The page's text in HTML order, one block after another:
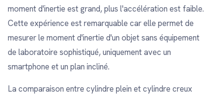
moment d'inertie est grand, plus l'accélération est faible.
Cette expérience est remarquable car elle permet de
mesurer le moment d'inertie d'un objet sans équipement
de laboratoire sophistiqué, uniquement avec un
smartphone et un plan incliné.
La comparaison entre cylindre plein et cylindre creux